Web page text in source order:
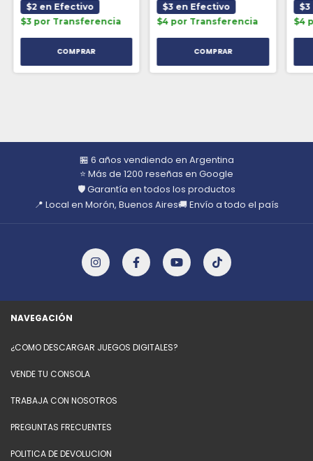
$2 en Efectivo
$3 por Transferencia
$3 en Efectivo
$4 por Transferencia
$4
🏪 6 años vendiendo en Argentina
⭐ Más de 1200 reseñas en Google
🛡️ Garantía en todos los productos
📍 Local en Morón, Buenos Aires🚚 Envío a todo el país
NAVEGACIÓN
¿COMO DESCARGAR JUEGOS DIGITALES?
VENDE TU CONSOLA
TRABAJA CON NOSOTROS
PREGUNTAS FRECUENTES
POLITICA DE DEVOLUCION